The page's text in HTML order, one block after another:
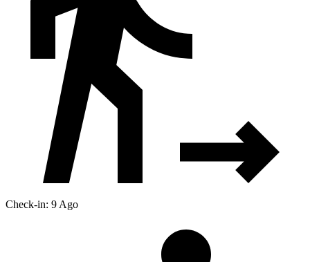
Check-in: 9 Ago